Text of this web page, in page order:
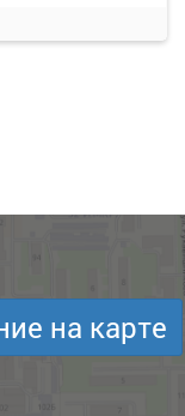
на карте